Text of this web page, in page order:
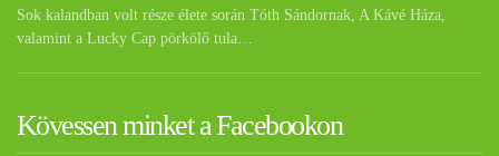
Sok kalandban volt része élete során Tóth Sándornak, A Kávé Háza,
valamint a Lucky Cap pörkölő tula…
Kövessen minket a Facebookon